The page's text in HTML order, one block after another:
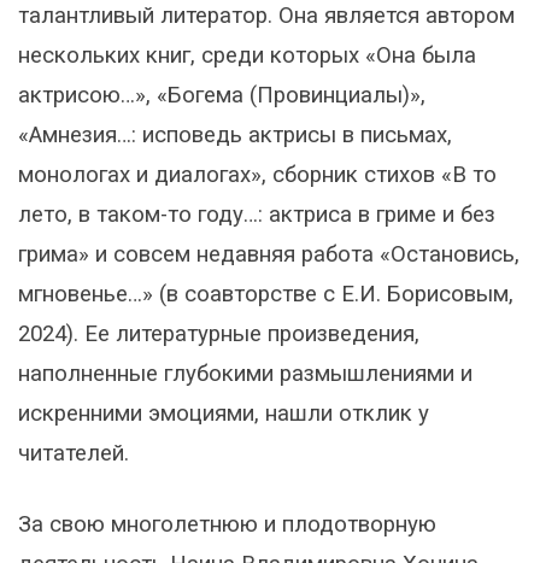
талантливый литератор. Она является автором
нескольких книг, среди которых «Она была
актрисою…», «Богема (Провинциалы)»,
«Амнезия…: исповедь актрисы в письмах,
монологах и диалогах», сборник стихов «В то
лето, в таком-то году…: актриса в гриме и без
грима» и совсем недавняя работа «Остановись,
мгновенье…» (в соавторстве с Е.И. Борисовым,
2024). Ее литературные произведения,
наполненные глубокими размышлениями и
искренними эмоциями, нашли отклик у
читателей.
За свою многолетнюю и плодотворную